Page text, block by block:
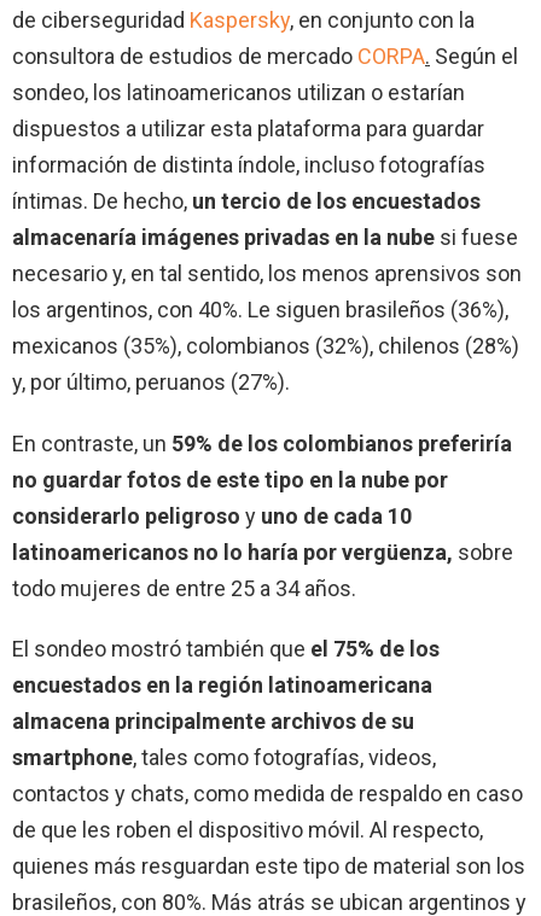
de ciberseguridad Kaspersky, en conjunto con la
consultora de estudios de mercado CORPA. Según el
sondeo, los latinoamericanos utilizan o estarían
dispuestos a utilizar esta plataforma para guardar
información de distinta índole, incluso fotografías
íntimas. De hecho, un tercio de los encuestados
almacenaría imágenes privadas en la nube si fuese
necesario y, en tal sentido, los menos aprensivos son
los argentinos, con 40%. Le siguen brasileños (36%),
mexicanos (35%), colombianos (32%), chilenos (28%)
y, por último, peruanos (27%).
En contraste, un 59% de los colombianos preferiría
no guardar fotos de este tipo en la nube por
considerarlo peligroso y uno de cada 10
latinoamericanos no lo haría por vergüenza, sobre
todo mujeres de entre 25 a 34 años.
El sondeo mostró también que el 75% de los
encuestados en la región latinoamericana
almacena principalmente archivos de su
smartphone, tales como fotografías, videos,
contactos y chats, como medida de respaldo en caso
de que les roben el dispositivo móvil. Al respecto,
quienes más resguardan este tipo de material son los
brasileños, con 80%. Más atrás se ubican argentinos y